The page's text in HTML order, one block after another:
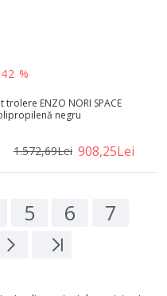
%
trolere ENZO NORI SPACE
negru
908,25Lei
1.572,69Lei
5 6
7